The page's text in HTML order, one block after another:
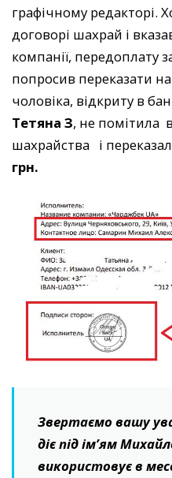
графічному редакторі.
договорі шахрай і
компанії, передоплату
попросив переказати
чоловіка, відкриту в
Тетяна З, не помітила
шахрайства і
грн.
Звертаємо вашу
діє під ім’ям
використовує в